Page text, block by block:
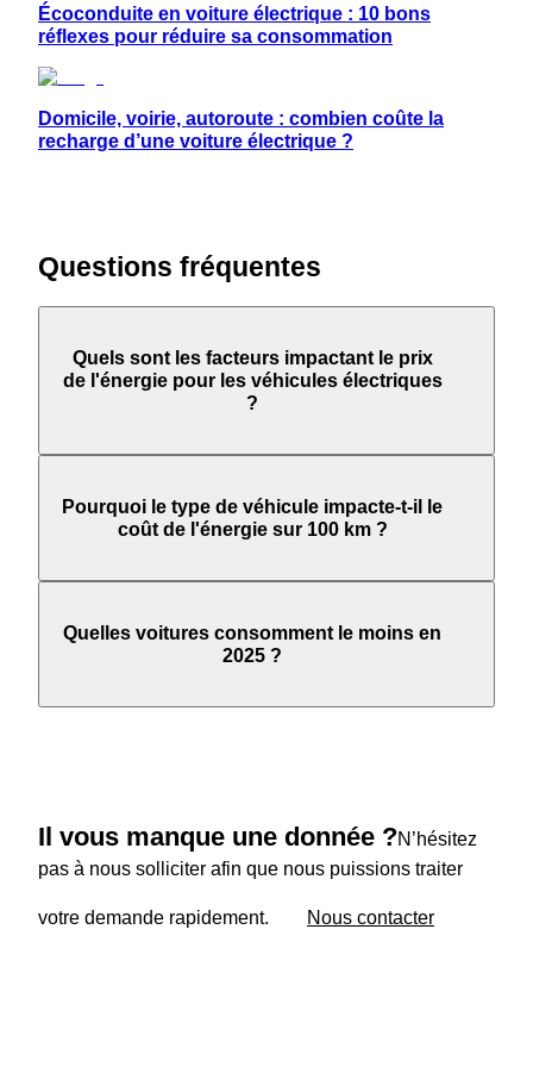
Écoconduite en voiture électrique : 10 bons
réflexes pour réduire sa consommation
Domicile, voirie, autoroute : combien coûte la
recharge d’une voiture électrique ?
Questions fréquentes
Quels sont les facteurs impactant le prix
de l'énergie pour les véhicules électriques
?
Pourquoi le type de véhicule impacte-t-il le
coût de l'énergie sur 100 km ?
Quelles voitures consomment le moins en
2025 ?
Il vous manque une donnée ?N’hésitez
pas à nous solliciter afin que nous puissions traiter
votre demande rapidement. Nous contacter